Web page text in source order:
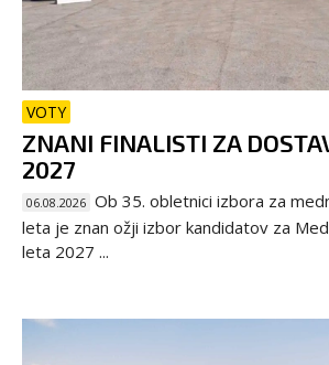
VOTY
ZNANI FINALISTI ZA
2027
06.08.2026 Ob 35. obletnici izbora za
leta je znan ožji izbor kandidatov za
leta 2027 ...